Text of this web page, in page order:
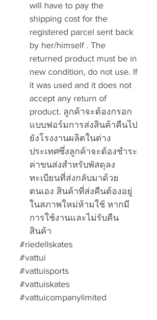
will have to pay the
shipping cost for the
registered parcel sent back
by her/himself . The
returned product must be in
new condition, do not use. If
it was used and it does not
accept any return of
product. ลูกค้าจะต้องกรอก
แบบฟอร์มการส่งสินค้าคืนไป
ยังโรงงานผลิตในต่าง
ประเทศซึ่งลูกค้าจะต้องชำระ
ค่าขนส่งสำหรับพัสดุลง
ทะเบียนที่ส่งกลับมาด้วย
ตนเอง สินค้าที่ส่งคืนต้องอยู่
ในสภาพใหม่ห้ามใช้ หากมี
การใช้งานและไม่รับคืน
สินค้า
#riedellskates
#vattui
#vattuisports
#vattuiskates
#vattuicompanylimited